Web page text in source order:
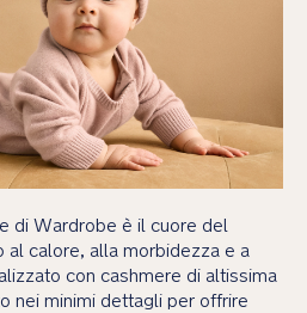
di Wardrobe è il cuore del
al calore, alla morbidezza e a
con cashmere di altissima
nei minimi dettagli per offrire